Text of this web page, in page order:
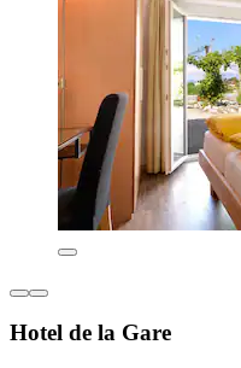
Hotel de la Gare